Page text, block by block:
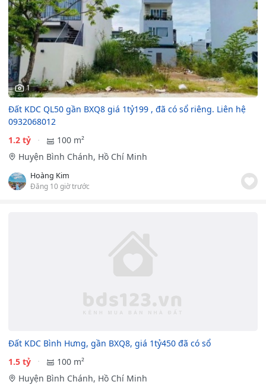
1
Đất KDC QL50 gần BXQ8 giá 1tỷ199 , đã có sổ riêng. Liên hệ
0932068012
1.2 tỷ
100 m²
Huyện Bình Chánh, Hồ Chí Minh
Hoàng Kim
Đăng 10 giờ trước
Đất KDC Bình Hưng, gần BXQ8, giá 1tỷ450 đã có sổ
1.5 tỷ
100 m²
Huyện Bình Chánh, Hồ Chí Minh